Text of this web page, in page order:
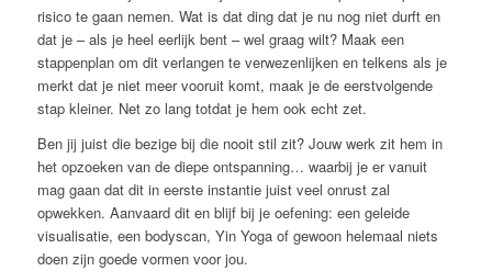
risico te gaan nemen. Wat is dat ding dat je nu nog niet durft en
dat je – als je heel eerlijk bent – wel graag wilt? Maak een
stappenplan om dit verlangen te verwezenlijken en telkens als je
merkt dat je niet meer vooruit komt, maak je de eerstvolgende
stap kleiner. Net zo lang totdat je hem ook echt zet.
Ben jij juist die bezige bij die nooit stil zit? Jouw werk zit hem in
het opzoeken van de diepe ontspanning… waarbij je er vanuit
mag gaan dat dit in eerste instantie juist veel onrust zal
opwekken. Aanvaard dit en blijf bij je oefening: een geleide
visualisatie, een bodyscan, Yin Yoga of gewoon helemaal niets
doen zijn goede vormen voor jou.